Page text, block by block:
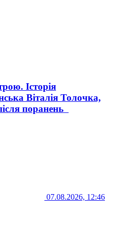
Історія
Віталія Толочка,
поранень
07.08.2026, 12:46